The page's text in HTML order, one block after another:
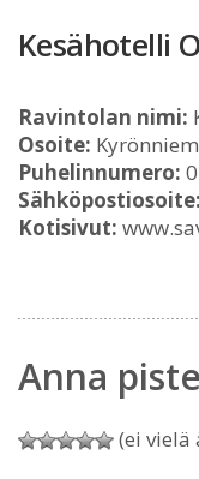
Kesähotelli
Ravintolan nimi:
Osoite:
Puhelinnumero:
Sähköpostiosoite:
Kotisivut:
Anna
(ei vielä